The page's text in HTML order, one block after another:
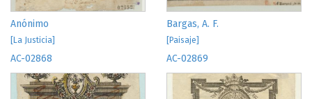
Anónimo
[La Justicia]
Bargas, A. F.
[Paisaje]
AC-02868 AC-02869